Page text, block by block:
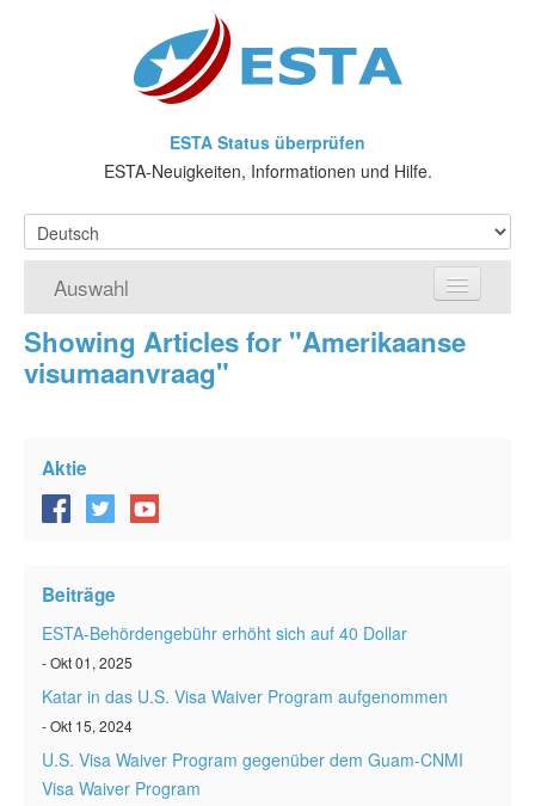
ESTA Status überprüfen
ESTA-Neuigkeiten, Informationen und Hilfe.
Auswahl
Home
VWP
ESTA Artikel
Kontakt
Showing Articles for "Amerikaanse
visumaanvraag"
Aktie
Beiträge
ESTA-Behördengebühr erhöht sich auf 40 Dollar
- Okt 01, 2025
Katar in das U.S. Visa Waiver Program aufgenommen
- Okt 15, 2024
U.S. Visa Waiver Program gegenüber dem Guam-CNMI
Visa Waiver Program